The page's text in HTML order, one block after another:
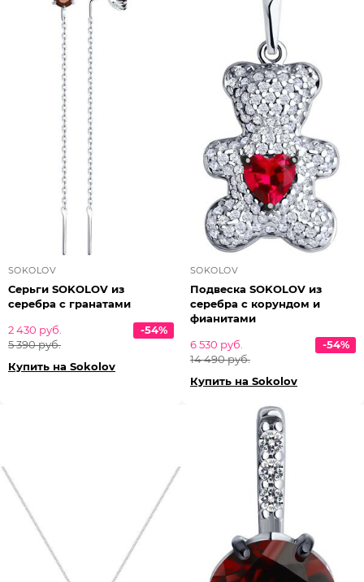
SOKOLOV
Серьги SOKOLOV из
серебра с гранатами
2 430 руб.
5 390 руб.
-54%
Купить на Sokolov
SOKOLOV
Подвеска SOKOLOV из
серебра с корундом и
фианитами
6 530 руб.
14 490 руб.
-54%
Купить на Sokolov